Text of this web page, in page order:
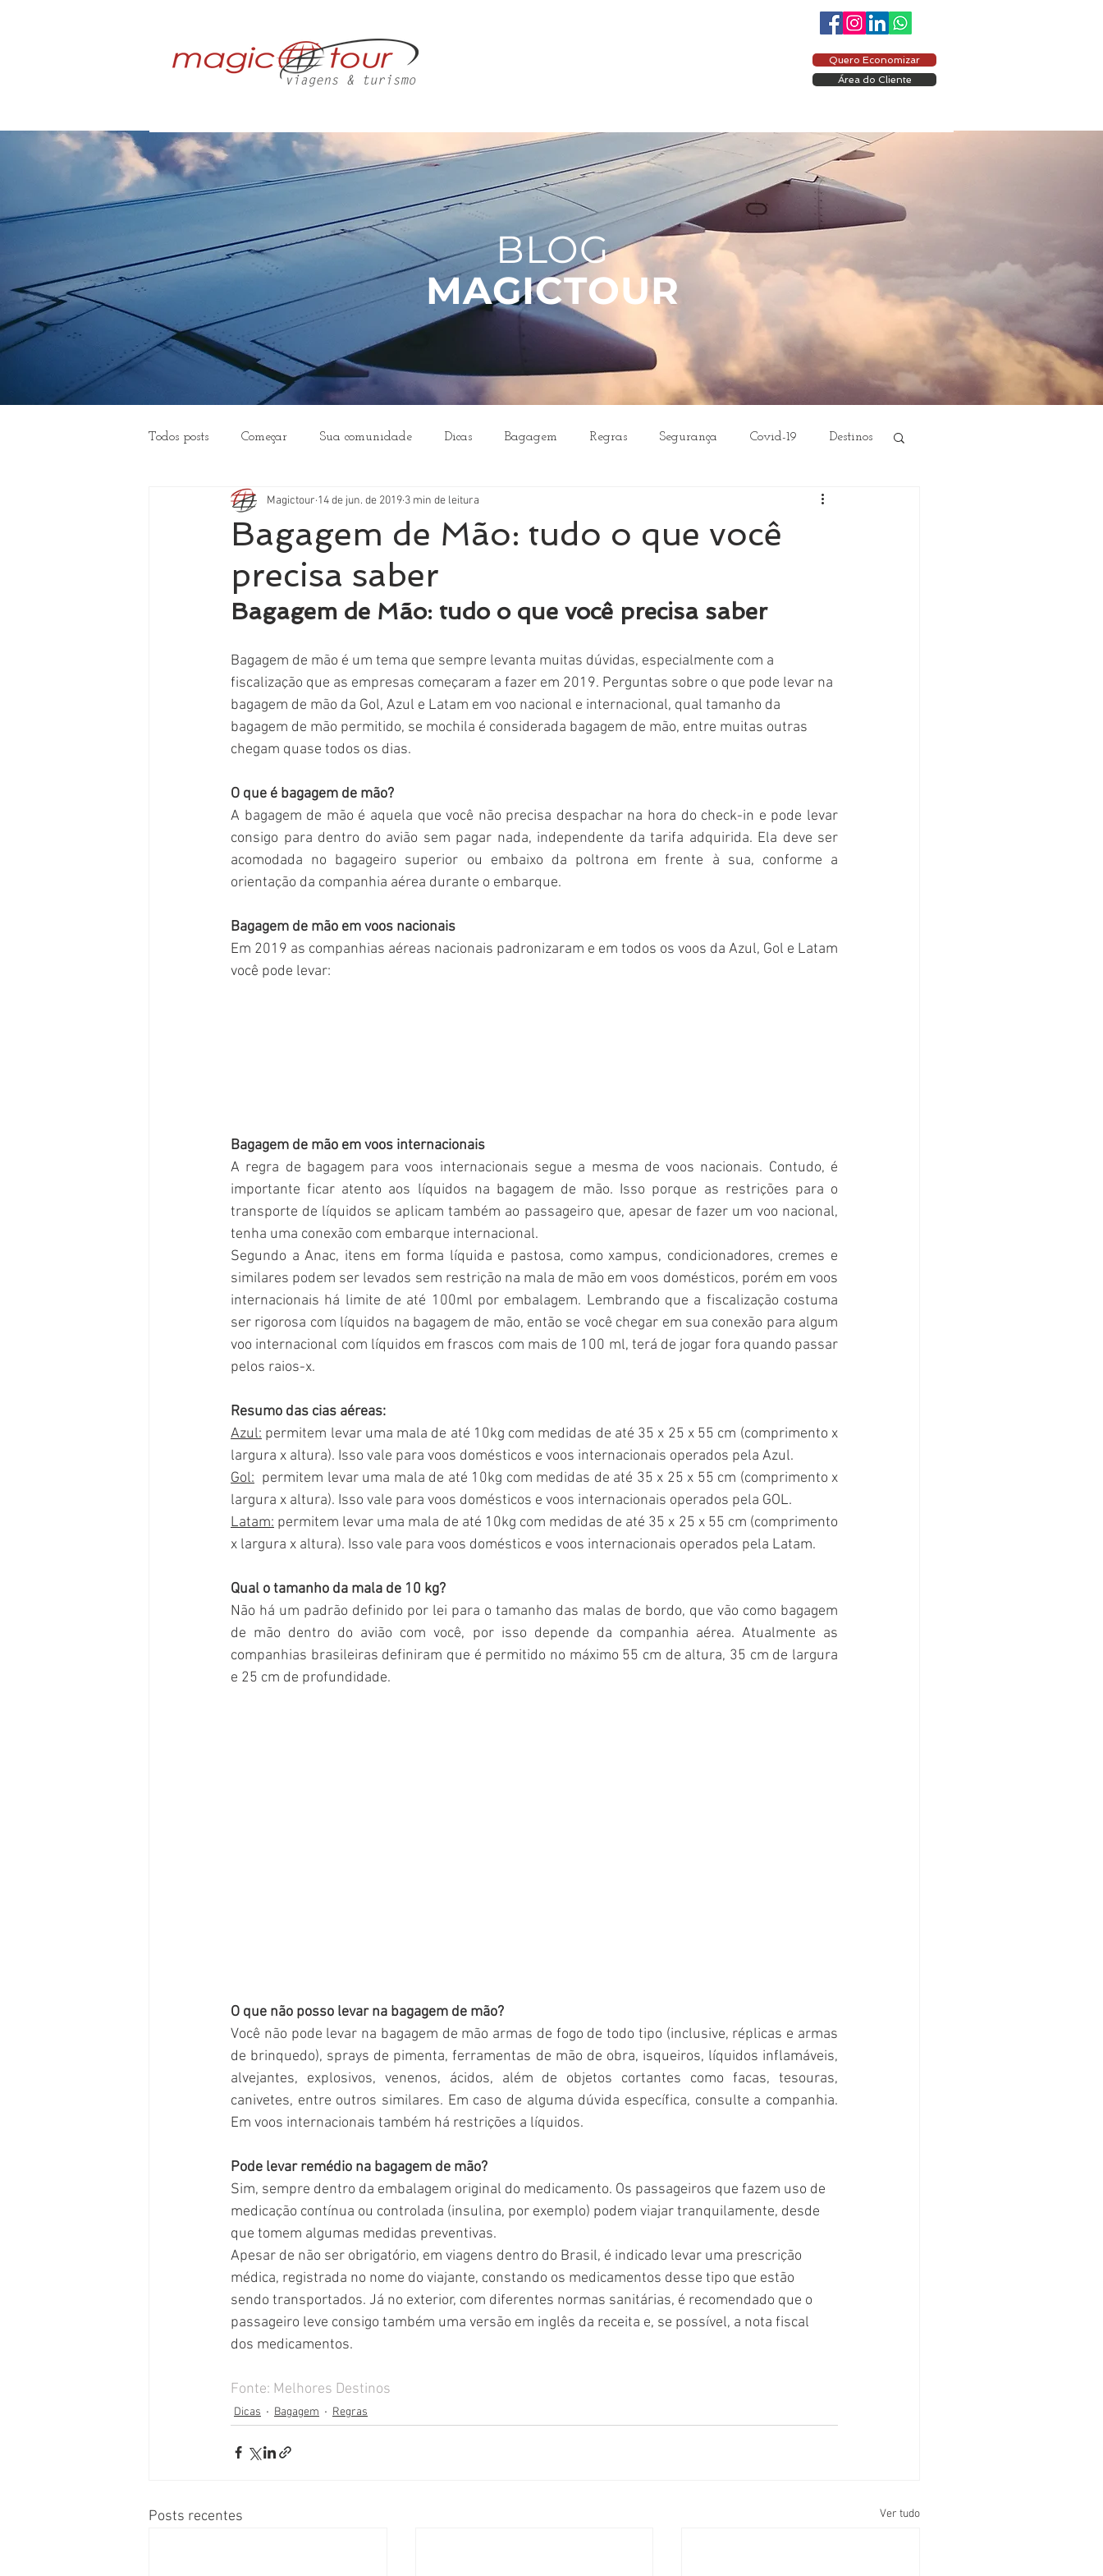
Quero Economizar
Área do Cliente
Todos posts Começar Sua comunidade Dicas Bagagem Regras Segurança Covid-19 Destinos
Sobre a Magictour Sumário
Bagagem de Mão: tudo o que você
precisa saber
Magictour 14 de jun. de 2019 3 min de leitura
Bagagem de Mão: tudo o que você precisa saber
Bagagem de mão é um tema que sempre levanta muitas dúvidas, especialmente com a
fiscalização que as empresas começaram a fazer em 2019. Perguntas sobre o que pode levar na
bagagem de mão da Gol, Azul e Latam em voo nacional e internacional, qual tamanho da
bagagem de mão permitido, se mochila é considerada bagagem de mão, entre muitas outras
chegam quase todos os dias.
O que é bagagem de mão?
A bagagem de mão é aquela que você não precisa despachar na hora do check-in e pode levar
consigo para dentro do avião sem pagar nada, independente da tarifa adquirida. Ela deve ser
acomodada no bagageiro superior ou embaixo da poltrona em frente à sua, conforme a
orientação da companhia aérea durante o embarque.
Bagagem de mão em voos nacionais
Em 2019 as companhias aéreas nacionais padronizaram e em todos os voos da Azul, Gol e Latam
você pode levar:
Bagagem de mão em voos internacionais
A regra de bagagem para voos internacionais segue a mesma de voos nacionais. Contudo, é
importante ficar atento aos líquidos na bagagem de mão. Isso porque as restrições para o
transporte de líquidos se aplicam também ao passageiro que, apesar de fazer um voo nacional,
tenha uma conexão com embarque internacional.
Segundo a Anac, itens em forma líquida e pastosa, como xampus, condicionadores, cremes e
similares podem ser levados sem restrição na mala de mão em voos domésticos, porém em voos
internacionais há limite de até 100ml por embalagem. Lembrando que a fiscalização costuma
ser rigorosa com líquidos na bagagem de mão, então se você chegar em sua conexão para algum
voo internacional com líquidos em frascos com mais de 100 ml, terá de jogar fora quando passar
pelos raios-x.
Resumo das cias aéreas:
Azul: permitem levar uma mala de até 10kg com medidas de até 35 x 25 x 55 cm (comprimento x
largura x altura). Isso vale para voos domésticos e voos internacionais operados pela Azul.
Gol:
  permitem levar uma mala de até 10kg com medidas de até 35 x 25 x 55 cm (comprimento x
largura x altura). Isso vale para voos domésticos e voos internacionais operados pela GOL.
Latam: permitem levar uma mala de até 10kg com medidas de até 35 x 25 x 55 cm (comprimento
x largura x altura). Isso vale para voos domésticos e voos internacionais operados pela Latam.
Qual o tamanho da mala de 10 kg?
Não há um padrão definido por lei para o tamanho das malas de bordo, que vão como bagagem
de mão dentro do avião com você, por isso depende da companhia aérea. Atualmente as
companhias brasileiras definiram que é permitido no máximo 55 cm de altura, 35 cm de largura
e 25 cm de profundidade.
O que não posso levar na bagagem de mão?
Você não pode levar na bagagem de mão armas de fogo de todo tipo (inclusive, réplicas e armas
de brinquedo), sprays de pimenta, ferramentas de mão de obra, isqueiros, líquidos inflamáveis,
alvejantes, explosivos, venenos, ácidos, além de objetos cortantes como facas, tesouras,
canivetes, entre outros similares. Em caso de alguma dúvida específica, consulte a companhia.
Em voos internacionais também há restrições a líquidos.
Pode levar remédio na bagagem de mão?
Sim, sempre dentro da embalagem original do medicamento. Os passageiros que fazem uso de
medicação contínua ou controlada (insulina, por exemplo) podem viajar tranquilamente, desde
que tomem algumas medidas preventivas.
Apesar de não ser obrigatório, em viagens dentro do Brasil, é indicado levar uma prescrição
médica, registrada no nome do viajante, constando os medicamentos desse tipo que estão
sendo transportados. Já no exterior, com diferentes normas sanitárias, é recomendado que o
passageiro leve consigo também uma versão em inglês da receita e, se possível, a nota fiscal
dos medicamentos.
Fonte: Melhores Destinos
Dicas Bagagem Regras
Posts recentes Ver tudo
BLOG
MAGICTOUR